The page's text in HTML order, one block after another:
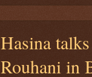
Hasina
Rouhani in